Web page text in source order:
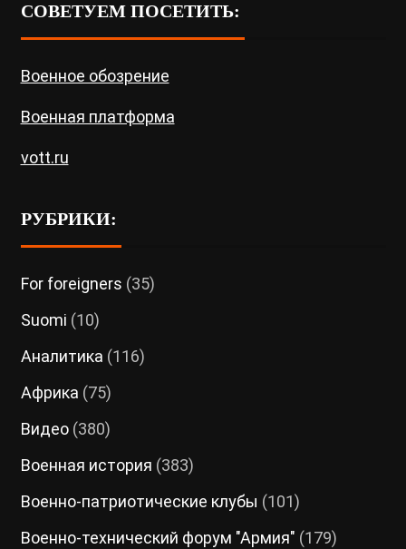
СОВЕТУЕМ ПОСЕТИТЬ:
Военное обозрение
Военная платформа
vott.ru
РУБРИКИ:
For foreigners (35)
Suomi (10)
Аналитика (116)
Африка (75)
Видео(380)
Военная история (383)
Военно-патриотические клубы (101)
Военно-технический форум "Армия" (179)